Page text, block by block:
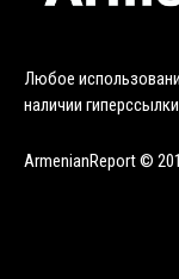
Любое
наличии
ArmenianReport ©